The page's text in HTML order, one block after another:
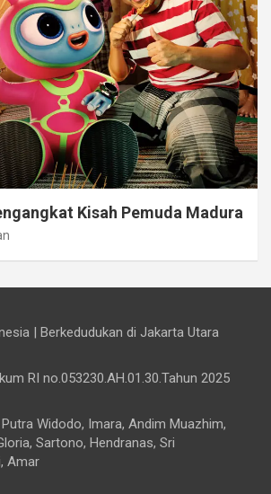
Kisah Pemuda Madura
| Berkedudukan di Jakarta Utara
RI no.053230.AH.01.30.Tahun 2025
Widodo, Imara, Andim Muazhim,
Sartono, Hendranas, Sri
Amar